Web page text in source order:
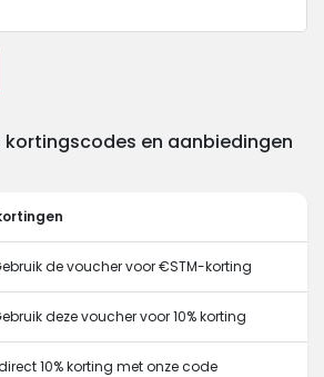
kortingscodes en aanbiedingen
de voucher voor €STM-korting
deze voucher voor 10% korting
10% korting met onze code